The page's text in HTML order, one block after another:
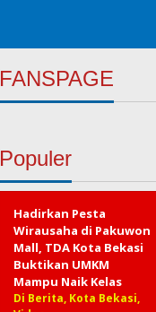
FANSPAGE
Populer
Hadirkan Pesta
Wirausaha di Pakuwon
Mall, TDA Kota Bekasi
Buktikan UMKM
Mampu Naik Kelas
Di Berita, Kota Bekasi,